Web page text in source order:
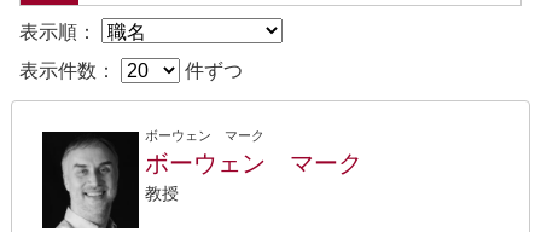
表示順：
表示件数：
件ずつ
ボーウェン マーク
ボーウェン マーク
教授